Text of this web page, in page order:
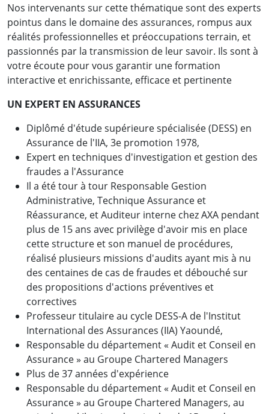
Nos intervenants sur cette thématique sont des experts
pointus dans le domaine des assurances, rompus aux
réalités professionnelles et préoccupations terrain, et
passionnés par la transmission de leur savoir. Ils sont à
votre écoute pour vous garantir une formation
interactive et enrichissante, efficace et pertinente
UN EXPERT EN ASSURANCES
Diplômé d'étude supérieure spécialisée (DESS) en
Assurance de l'IIA, 3e promotion 1978,
Expert en techniques d'investigation et gestion des
fraudes a l'Assurance
Il a été tour à tour Responsable Gestion
Administrative, Technique Assurance et
Réassurance, et Auditeur interne chez AXA pendant
plus de 15 ans avec privilège d'avoir mis en place
cette structure et son manuel de procédures,
réalisé plusieurs missions d'audits ayant mis à nu
des centaines de cas de fraudes et débouché sur
des propositions d'actions préventives et
correctives
Professeur titulaire au cycle DESS-A de l'Institut
International des Assurances (IIA) Yaoundé,
Responsable du département « Audit et Conseil en
Assurance » au Groupe Chartered Managers
Plus de 37 années d'expérience
Responsable du département « Audit et Conseil en
Assurance » au Groupe Chartered Managers, au